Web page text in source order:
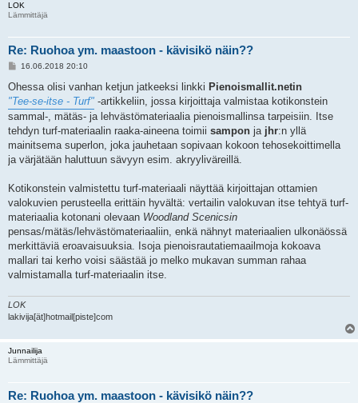
LOK
Lämmittäjä
Re: Ruohoa ym. maastoon - kävisikö näin??
V
e
t
i
16.06.2018 20:10
Ohessa olisi vanhan ketjun jatkeeksi linkki Pienoismallit.netin
"Tee-se-itse - Turf" -artikkeliin, jossa kirjoittaja valmistaa kotikonstein
sammal-, mätäs- ja lehvästömateriaalia pienoismallinsa tarpeisiin. Itse
tehdyn turf-materiaalin raaka-aineena toimii sampon ja jhr:n yllä
mainitsema superlon, joka jauhetaan sopivaan kokoon tehosekoittimella
ja värjätään haluttuun sävyyn esim. akryyliväreillä.
Kotikonstein valmistettu turf-materiaali näyttää kirjoittajan ottamien
valokuvien perusteella erittäin hyvältä: vertailin valokuvan itse tehtyä turf-
materiaalia kotonani olevaan Woodland Scenicsin
pensas/mätäs/lehvästömateriaaliin, enkä nähnyt materiaalien ulkonäössä
merkittäviä eroavaisuuksia. Isoja pienoisrautatiemaailmoja kokoava
mallari tai kerho voisi säästää jo melko mukavan summan rahaa
valmistamalla turf-materiaalin itse.
LOK
lakivija[ät]hotmail[piste]com
Junnailija
Lämmittäjä
Re: Ruohoa ym. maastoon - kävisikö näin??